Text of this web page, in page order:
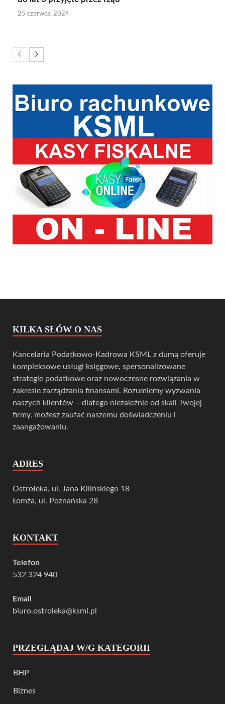
25 czerwca, 2024
KILKA SŁÓW O NAS
Kancelaria Podatkowo-Kadrowa KSML z dumą oferuje
kompleksowe usługi księgowe, spersonalizowane
strategie podatkowe oraz nowoczesne rozwiązania w
zakresie zarządzania finansami. Rozumiemy wyzwania
naszych klientów – dlatego niezależnie od skali Twojej
firmy, możesz zaufać naszemu doświadczeniu i
zaangażowaniu.
ADRES
Ostrołeka, ul. Jana Kilińskiego 18
Łomża, ul. Poznańska 28
KONTAKT
Telefon
532 324 940
Email
biuro.ostroleka@ksml.pl
PRZEGLĄDAJ W/G KATEGORII
BHP
Biznes